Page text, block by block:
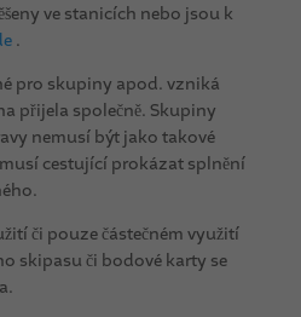
ve stanicích nebo jsou k
.
pro skupiny apod. vzniká
přijela společně. Skupiny
nemusí být jako takové
cestující prokázat splnění
či pouze částečném využití
skipasu či bodové karty se